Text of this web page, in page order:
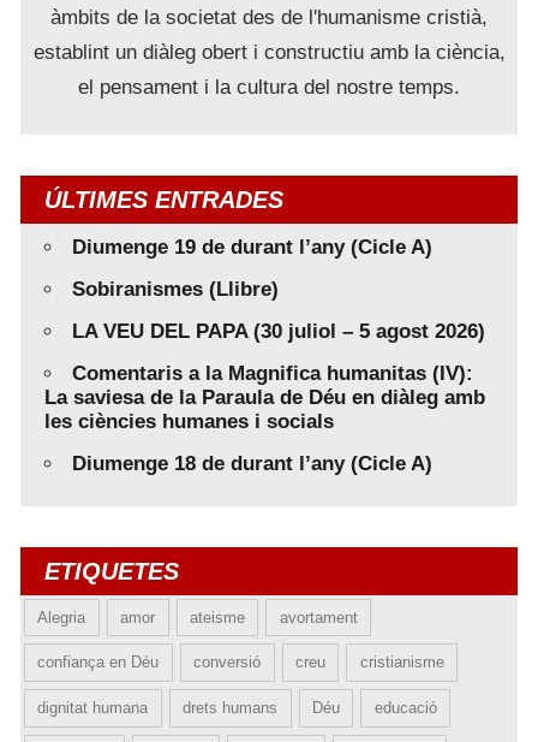
àmbits de la societat des de l'humanisme cristià,
establint un diàleg obert i constructiu amb la ciència,
el pensament i la cultura del nostre temps.
ÚLTIMES ENTRADES
Diumenge 19 de durant l’any (Cicle A)
Sobiranismes (Llibre)
LA VEU DEL PAPA (30 juliol – 5 agost 2026)
Comentaris a la Magnifica humanitas (IV):
La saviesa de la Paraula de Déu en diàleg amb
les ciències humanes i socials
Diumenge 18 de durant l’any (Cicle A)
ETIQUETES
Alegria amor ateisme avortament
confiança en Déu conversió creu cristianisme
dignitat humana drets humans Déu educació